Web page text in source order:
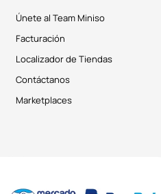
Únete al Team Miniso
Facturación
Localizador de Tiendas
Contáctanos
Marketplaces